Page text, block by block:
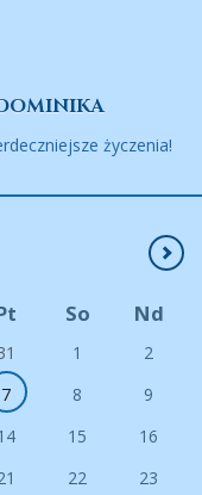
życzenia!
So Nd
1
2
7 8
9
15
16
22
23